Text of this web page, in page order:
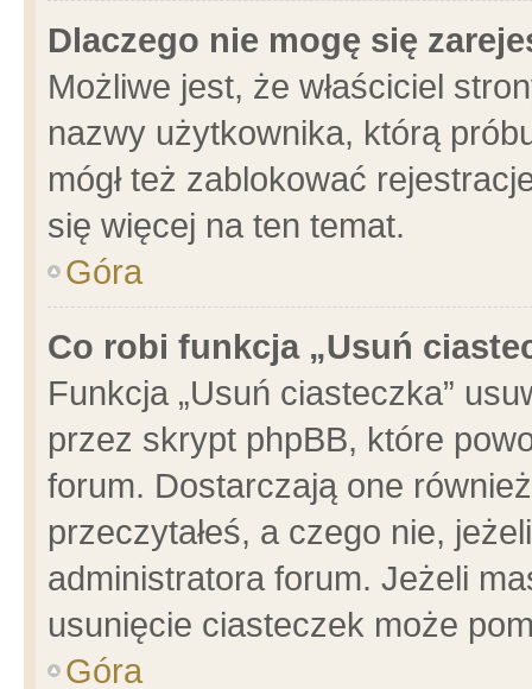
Dlaczego nie mogę się
Możliwe jest, że właściciel
nazwy użytkownika, którą
mógł też zablokować
się więcej na ten temat.
Góra
Co robi funkcja „Usuń
Funkcja „Usuń ciasteczka”
przez skrypt phpBB, które
forum. Dostarczają one
przeczytałeś, a czego nie,
administratora forum. Jeżeli
usunięcie ciasteczek może
Góra